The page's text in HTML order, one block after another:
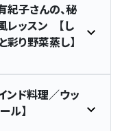
子さんの、秘
レッスン 【し
り野菜蒸し】
ンド料理／ウッ
ル】